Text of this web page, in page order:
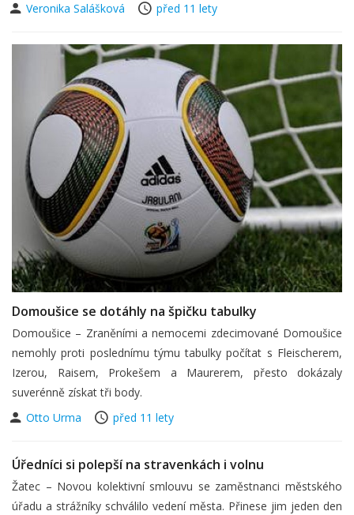
Veronika Salášková
před 11 lety
Domoušice se dotáhly na špičku tabulky
Domoušice – Zraněními a nemocemi zdecimované Domoušice
nemohly proti poslednímu týmu tabulky počítat s Fleischerem,
Izerou, Raisem, Prokešem a Maurerem, přesto dokázaly
suverénně získat tři body.
Otto Urma
před 11 lety
Úředníci si polepší na stravenkách i volnu
Žatec – Novou kolektivní smlouvu se zaměstnanci městského
úřadu a strážníky schválilo vedení města. Přinese jim jeden den